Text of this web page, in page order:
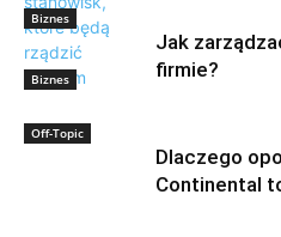
Biznes
Biznes
Jak
firmie?
Off-Topic
Dlaczego
Continental